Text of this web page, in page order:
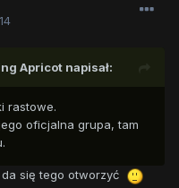
Apricot napisał:
rastowe.
oficjalna grupa, tam
się tego otworzyć